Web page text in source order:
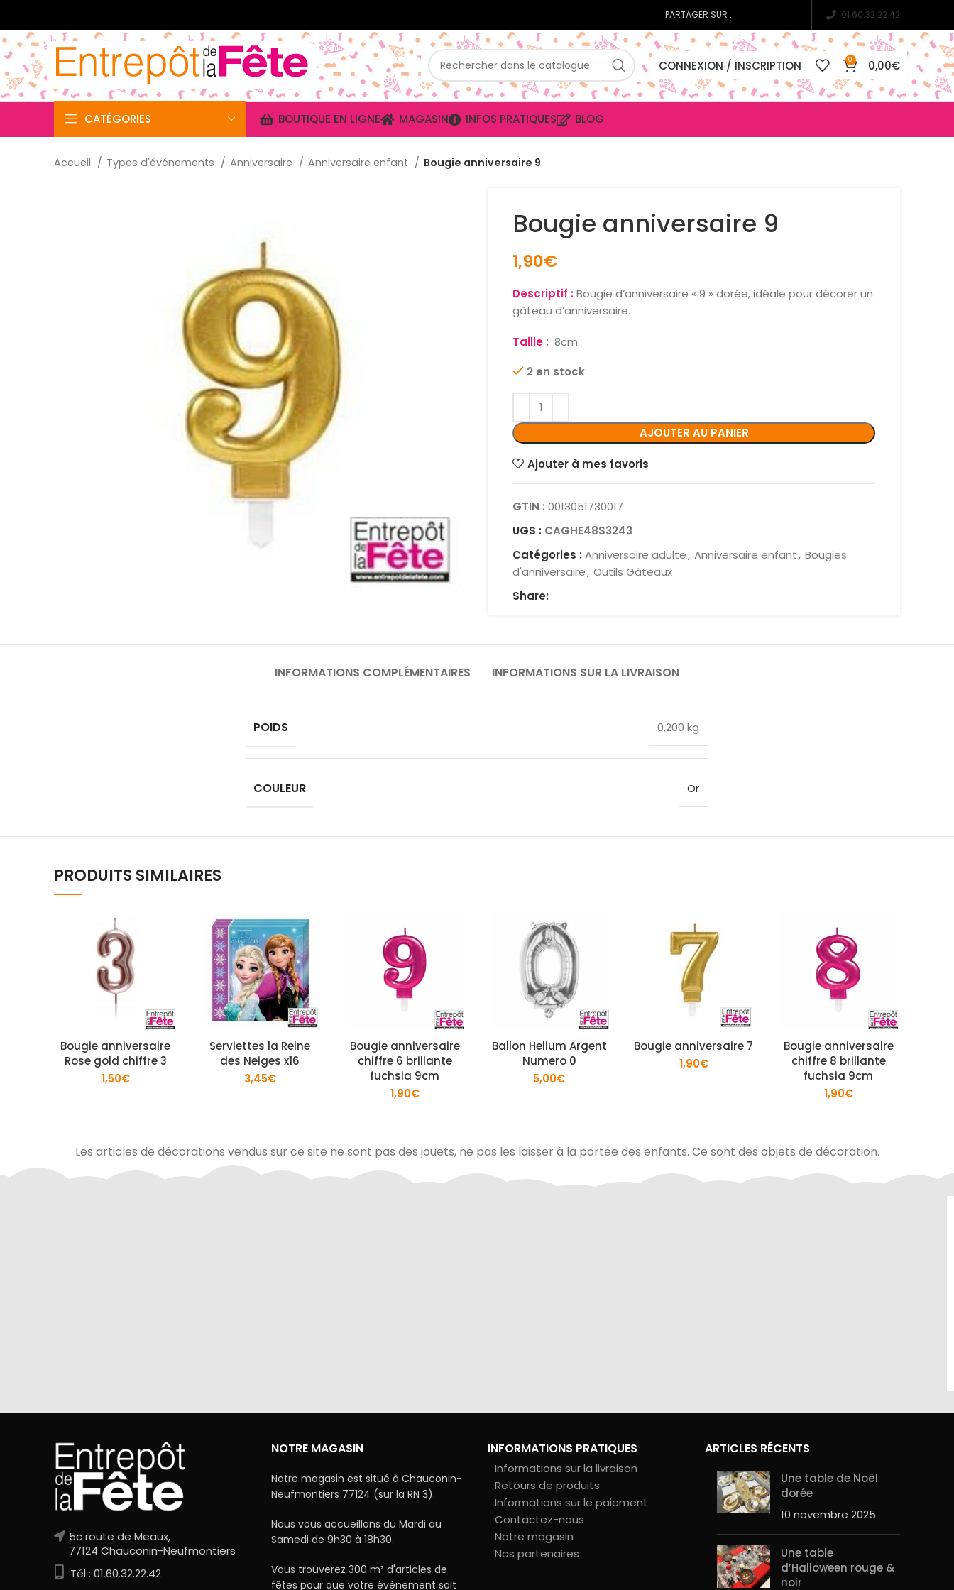
PARTAGER SUR : 01.60.32.22.42
CONNEXION / INSCRIPTION 0 0,00€
CATÉGORIES BOUTIQUE EN LIGNE MAGASIN INFOS PRATIQUES BLOG
Accueil Types d'événements Anniversaire Anniversaire enfant Bougie anniversaire 9
Bougie anniversaire 9
1,90€
Descriptif :Bougie d’anniversaire « 9 » dorée, idéale pour décorer un
gâteau d’anniversaire.
Taille : 8cm
2 en stock
AJOUTER AU PANIER
Ajouter à mes favoris
GTIN : 0013051730017
UGS : CAGHE48S3243
Catégories : Anniversaire adulte, Anniversaire enfant, Bougies
d'anniversaire, Outils Gâteaux
Share:
INFORMATIONS COMPLÉMENTAIRES INFORMATIONS SUR LA LIVRAISON
POIDS 0,200 kg
COULEUR Or
PRODUITS SIMILAIRES
Bougie anniversaire
Rose gold chiffre 3
1,50€
Serviettes la Reine
des Neiges x16
3,45€
Bougie anniversaire
chiffre 6 brillante
fuchsia 9cm
1,90€
Ballon Helium Argent
Numero 0
5,00€
Bougie anniversaire 7
1,90€
Bougie anniversaire
chiffre 8 brillante
fuchsia 9cm
1,90€
Les articles de décorations vendus sur ce site ne sont pas des jouets, ne pas les laisser à la portée des enfants. Ce sont des objets de décoration.
5c route de Meaux,
77124 Chauconin-Neufmontiers
Tél : 01.60.32.22.42
NOTRE MAGASIN
Notre magasin est situé à Chauconin-
Neufmontiers 77124 (sur la RN 3).
Nous vous accueillons du Mardi au
Samedi de 9h30 à 18h30.
Vous trouverez 300 m² d'articles de
fêtes pour que votre évènement soit
INFORMATIONS PRATIQUES
Informations sur la livraison
Retours de produits
Informations sur le paiement
Contactez-nous
Notre magasin
Nos partenaires
ARTICLES RÉCENTS
Une table de Noël
dorée
10 novembre 2025
Une table
d’Halloween rouge &
noir